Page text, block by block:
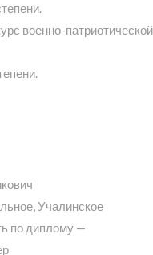
военно-патриотической
Учалинское
по диплому —